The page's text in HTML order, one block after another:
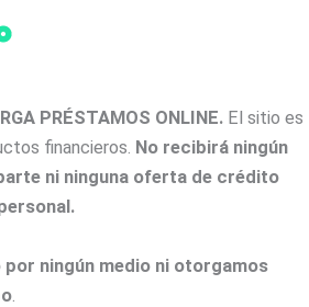
PRÉSTAMOS ONLINE. El sitio es
financieros. No recibirá ningún
ni ninguna oferta de crédito
ningún medio ni otorgamos
.